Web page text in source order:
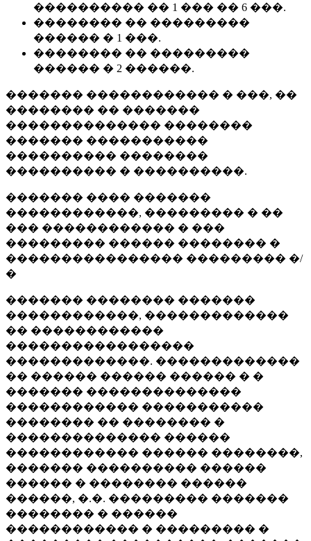
���������� �� 1 ��� �� 6 ���.
�������� �� ���������
������ � 1 ���.
�������� �� ���������
������ � 2 ������.
������� ������������ � ���, ��
�������� �� �������
�������������� ��������
������� �����������
���������� ��������
���������� � ����������.
������� ���� �������
������������, ��������� � ��
��� ������������ � ���
��������� ������ �������� �
���������������� ��������� �/
�
������� �������� �������
������������, �������������
�� ������������
�����������������
�������������. �������������
�� ������ ������ ������ � �
������� ��������������
������������ �����������
�������� �� �������� �
�������������� ������
������������ ������ ��������,
������� ���������� ������
������ � �������� ������
������, �.�. ��������� �������
�������� � ������
������������ � ��������� �